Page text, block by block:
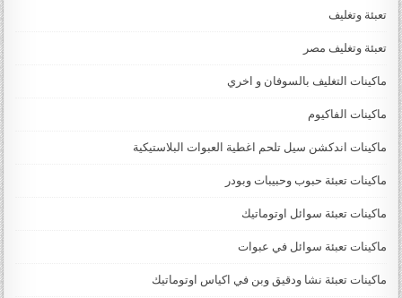
تعبئة وتغليف
تعبئة وتغليف مصر
ماكينات التغليف بالسوفان و اخري
ماكينات الفاكيوم
ماكينات اندكشن سيل تلحم اغطية العبوات البلاستيكية
ماكينات تعبئة حبوب وحبيبات وبودر
ماكينات تعبئة سوائل اوتوماتيك
ماكينات تعبئة سوائل في عبوات
ماكينات تعبئة نشا ودقيق وبن في اكياس اوتوماتيك